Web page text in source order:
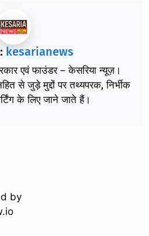
kesarianews
एवं फाउंडर – केसरिया न्यूज़।
से जुड़े मुद्दों पर तथ्यपरक, निर्भीक
के लिए जाने जाते हैं।